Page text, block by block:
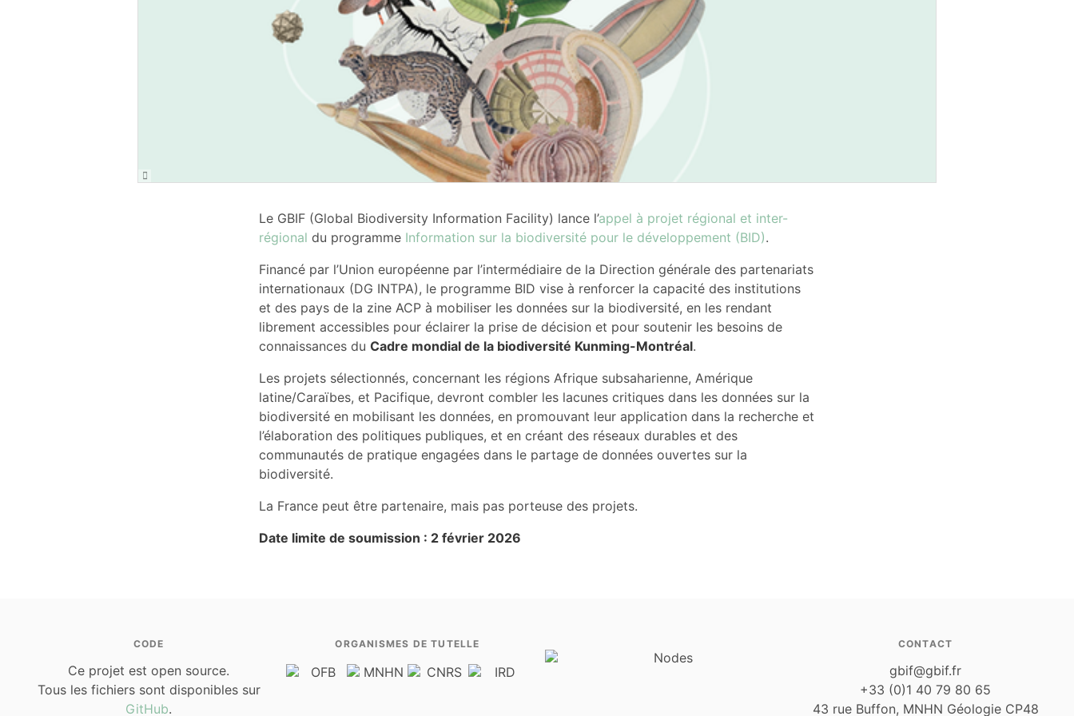
Le GBIF (Global Biodiversity Information Facility) lance l’appel à projet régional et inter-
régional du programme Information sur la biodiversité pour le développement (BID).
Financé par l’Union européenne par l’intermédiaire de la Direction générale des partenariats
internationaux (DG INTPA), le programme BID vise à renforcer la capacité des institutions
et des pays de la zine ACP à mobiliser les données sur la biodiversité, en les rendant
librement accessibles pour éclairer la prise de décision et pour soutenir les besoins de
connaissances du Cadre mondial de la biodiversité Kunming-Montréal.
Les projets sélectionnés, concernant les régions Afrique subsaharienne, Amérique
latine/Caraïbes, et Pacifique, devront combler les lacunes critiques dans les données sur la
biodiversité en mobilisant les données, en promouvant leur application dans la recherche et
l’élaboration des politiques publiques, et en créant des réseaux durables et des
communautés de pratique engagées dans le partage de données ouvertes sur la
biodiversité.
La France peut être partenaire, mais pas porteuse des projets.
Date limite de soumission : 2 février 2026
CODE
Ce projet est open source.
Tous les fichiers sont disponibles sur
GitHub.
ORGANISMES DE TUTELLE CONTACT
gbif@gbif.fr
+33 (0)1 40 79 80 65
43 rue Buffon, MNHN Géologie CP48